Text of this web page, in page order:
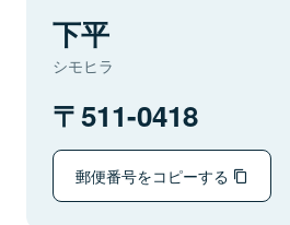
下平
シモヒラ
511-0418
郵便番号をコピーする